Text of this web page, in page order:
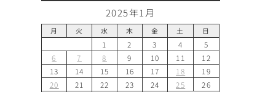
2025年1月
月 火 水 木 金 土 日
1 2 3 4
5
6
7 8 9 10 11
12
13
14 15 16 17 18
19
20
21 22 23 24 25
26